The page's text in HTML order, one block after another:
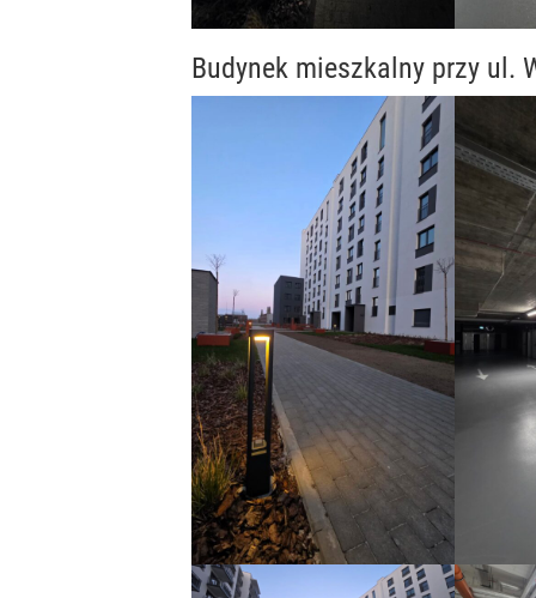
Budynek mieszkalny przy ul.